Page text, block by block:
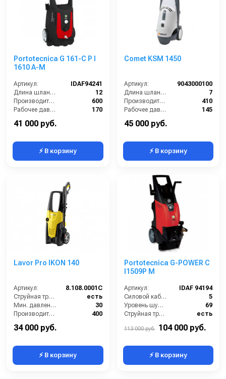
Portotecnica G 161-C P I
1610 A-M
Артикул:
IDAF94241
Длина шланга ВД (м):
12
Производительность (л/ч):
600
Рабочее давление (бар):
170
Мощность (кВт):
41 000 руб.
⚡ В корзину
Comet KSM 1450
Артикул:
9043000100
Длина шланга ВД (м):
7
Производительность (л/ч):
410
Рабочее давление (бар):
145
Мощность (кВт):
45 000 руб.
⚡ В корзину
Lavor Pro IKON 140
Артикул:
8.108.0001C
Струйная трубка (копьё):
есть
Мин. давление (бар):
30
Производительность (л/ч):
400
Рабочее давление (бар):
34 000 руб.
⚡ В корзину
Portotecnica G-POWER C
I1509P M
Артикул:
IDAF 94194
Силовой кабель (м):
5
Уровень шума (дБ):
69
Струйная трубка (копьё):
есть
113 000 руб. 104 000 руб.
⚡ В корзину